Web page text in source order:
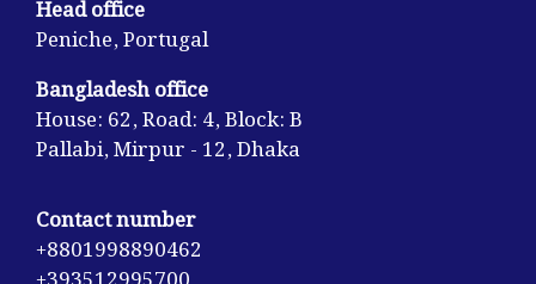
Head office
Peniche, Portugal
Bangladesh office
House: 62, Road: 4, Block: B
Pallabi, Mirpur - 12, Dhaka
Contact number
+8801998890462